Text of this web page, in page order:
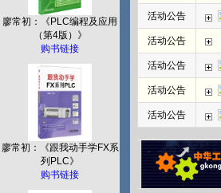
廖常初：《PLC编程及应用
（第4版）》
购书链接
廖常初：《跟我动手学FX系
列PLC》
购书链接
活动公告
活动公告
活动公告
活动公告
活动公告